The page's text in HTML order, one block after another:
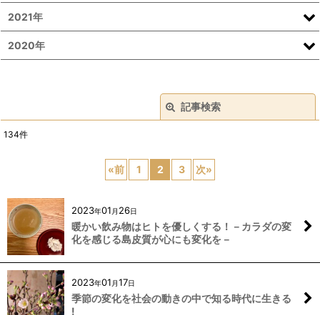
記事検索
絞り込む
134件
«前 1 2 3 次»
2023年01 月 26日
暖かい飲み物はヒトを優しくする！－カラダの変
化を感じる島皮質が心にも変化を－
2023年01 月17日
季節の変化を社会の動きの中で知る時代に生きる
!
2021年
2020年